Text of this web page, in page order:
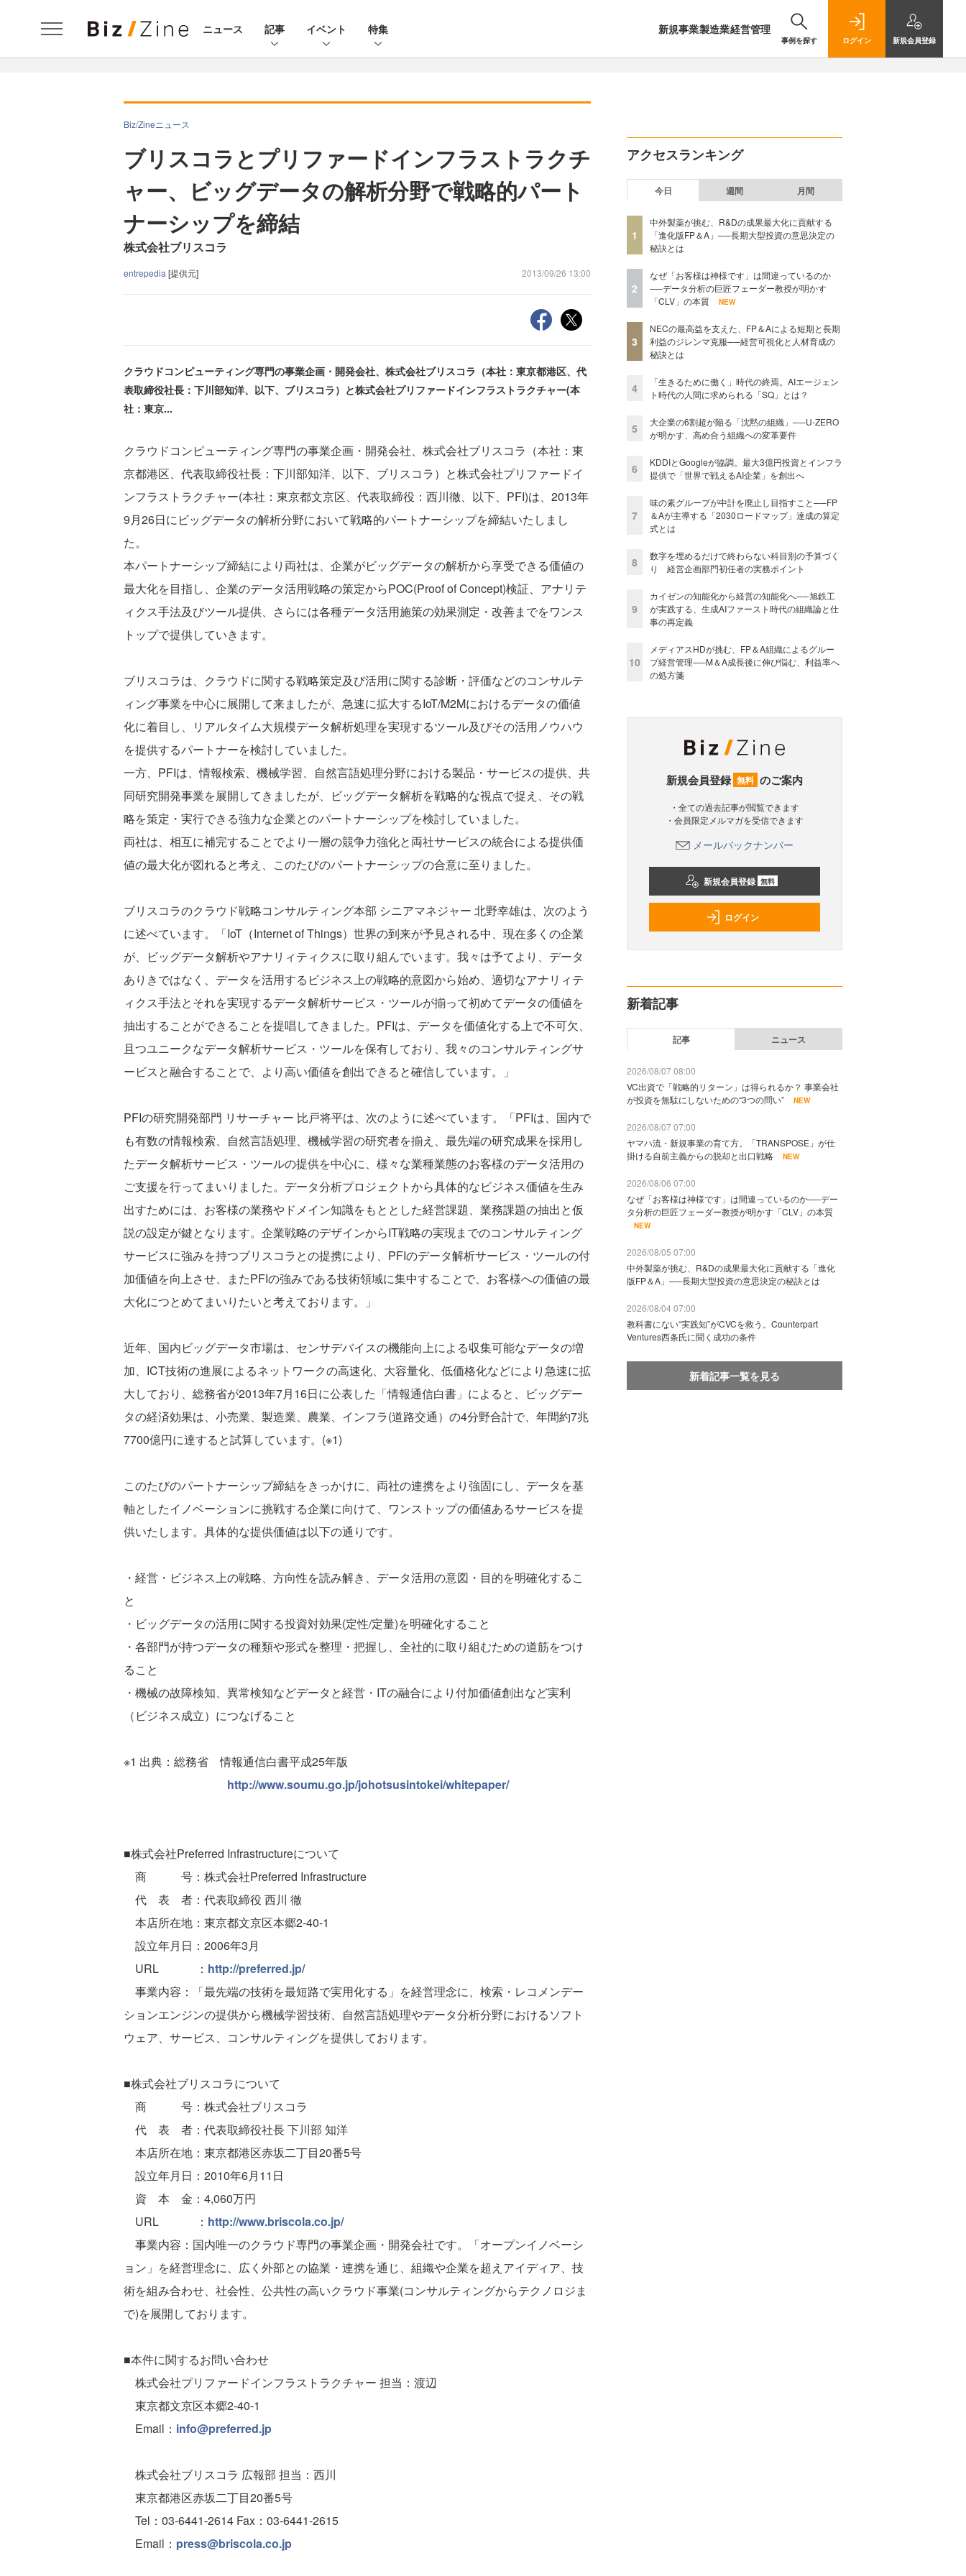
ニュース 記事 イベント 特集 新規事業製造業経営管理
事例を探す ログイン 新規会員登録
Biz/Zineニュース
ブリスコラとプリファードインフラストラクチ
ャー、ビッグデータの解析分野で戦略的パート
ナーシップを締結
株式会社ブリスコラ
entrepedia [提供元] 2013/09/26 13:00
クラウドコンピューティング専門の事業企画・開発会社、株式会社ブリスコラ（本社：東京都港区、代
表取締役社長：下川部知洋、以下、ブリスコラ）と株式会社プリファードインフラストラクチャー(本
社：東京...
クラウドコンピューティング専門の事業企画・開発会社、株式会社ブリスコラ（本社：東
京都港区、代表取締役社長：下川部知洋、以下、ブリスコラ）と株式会社プリファードイ
ンフラストラクチャー(本社：東京都文京区、代表取締役：西川徹、以下、PFI)は、2013年
9月26日にビッグデータの解析分野において戦略的パートナーシップを締結いたしまし
た。
本パートナーシップ締結により両社は、企業がビッグデータの解析から享受できる価値の
最大化を目指し、企業のデータ活用戦略の策定からPOC(Proof of Concept)検証、アナリテ
ィクス手法及びツール提供、さらには各種データ活用施策の効果測定・改善までをワンス
トップで提供していきます。
ブリスコラは、クラウドに関する戦略策定及び活用に関する診断・評価などのコンサルテ
ィング事業を中心に展開して来ましたが、急速に拡大するIoT/M2Mにおけるデータの価値
化に着目し、リアルタイム大規模データ解析処理を実現するツール及びその活用ノウハウ
を提供するパートナーを検討していました。
一方、PFIは、情報検索、機械学習、自然言語処理分野における製品・サービスの提供、共
同研究開発事業を展開してきましたが、ビッグデータ解析を戦略的な視点で捉え、その戦
略を策定・実行できる強力な企業とのパートナーシップを検討していました。
両社は、相互に補完することでより一層の競争力強化と両社サービスの統合による提供価
値の最大化が図れると考え、このたびのパートナーシップの合意に至りました。
ブリスコラのクラウド戦略コンサルティング本部 シニアマネジャー 北野幸雄は、次のよう
に述べています。「IoT（Internet of Things）世界の到来が予見される中、現在多くの企業
が、ビッグデータ解析やアナリィティクスに取り組んでいます。我々は予てより、データ
ありきではなく、データを活用するビジネス上の戦略的意図から始め、適切なアナリィテ
ィクス手法とそれを実現するデータ解析サービス・ツールが揃って初めてデータの価値を
抽出することができることを提唱してきました。PFIは、データを価値化する上で不可欠、
且つユニークなデータ解析サービス・ツールを保有しており、我々のコンサルティングサ
ービスと融合することで、より高い価値を創出できると確信しています。」
PFIの研究開発部門 リサーチャー 比戸将平は、次のように述べています。「PFIは、国内で
も有数の情報検索、自然言語処理、機械学習の研究者を揃え、最先端の研究成果を採用し
たデータ解析サービス・ツールの提供を中心に、様々な業種業態のお客様のデータ活用の
ご支援を行ってまいりました。データ分析プロジェクトから具体的なビジネス価値を生み
出すためには、お客様の業務やドメイン知識をもととした経営課題、業務課題の抽出と仮
説の設定が鍵となります。企業戦略のデザインからIT戦略の実現までのコンサルティング
サービスに強みを持つブリスコラとの提携により、PFIのデータ解析サービス・ツールの付
加価値を向上させ、またPFIの強みである技術領域に集中することで、お客様への価値の最
大化につとめてまいりたいと考えております。」
近年、国内ビッグデータ市場は、センサデバイスの機能向上による収集可能なデータの増
加、ICT技術の進展によるネットワークの高速化、大容量化、低価格化などにより急速に拡
大しており、総務省が2013年7月16日に公表した「情報通信白書」によると、ビッグデー
タの経済効果は、小売業、製造業、農業、インフラ(道路交通）の4分野合計で、年間約7兆
7700億円に達すると試算しています。(※1)
このたびのパートナーシップ締結をきっかけに、両社の連携をより強固にし、データを基
軸としたイノベーションに挑戦する企業に向けて、ワンストップの価値あるサービスを提
供いたします。具体的な提供価値は以下の通りです。
・経営・ビジネス上の戦略、方向性を読み解き、データ活用の意図・目的を明確化するこ
と
・ビッグデータの活用に関する投資対効果(定性/定量)を明確化すること
・各部門が持つデータの種類や形式を整理・把握し、全社的に取り組むための道筋をつけ
ること
・機械の故障検知、異常検知などデータと経営・ITの融合により付加価値創出など実利
（ビジネス成立）につなげること
※1 出典：総務省 情報通信白書平成25年版
http://www.soumu.go.jp/johotsusintokei/whitepaper/
■株式会社Preferred Infrastructureについて
商 号：株式会社Preferred Infrastructure
代 表 者：代表取締役 西川 徹
本店所在地：東京都文京区本郷2-40-1
設立年月日：2006年3月
URL ： http://preferred.jp/
事業内容：「最先端の技術を最短路で実用化する」を経営理念に、検索・レコメンデー
ションエンジンの提供から機械学習技術、自然言語処理やデータ分析分野におけるソフト
ウェア、サービス、コンサルティングを提供しております。
■株式会社ブリスコラについて
商 号：株式会社ブリスコラ
代 表 者：代表取締役社長 下川部 知洋
本店所在地：東京都港区赤坂二丁目20番5号
設立年月日：2010年6月11日
資 本 金：4,060万円
URL ： http://www.briscola.co.jp/
事業内容：国内唯一のクラウド専門の事業企画・開発会社です。「オープンイノベーシ
ョン」を経営理念に、広く外部との協業・連携を通じ、組織や企業を超えアイディア、技
術を組み合わせ、社会性、公共性の高いクラウド事業(コンサルティングからテクノロジま
で)を展開しております。
■本件に関するお問い合わせ
株式会社プリファードインフラストラクチャー 担当：渡辺
東京都文京区本郷2-40-1
Email： info@preferred.jp
株式会社ブリスコラ 広報部 担当：西川
東京都港区赤坂二丁目20番5号
Tel：03-6441-2614 Fax：03-6441-2615
Email： press@briscola.co.jp
アクセスランキング
今日 週間 月間
1
中外製薬が挑む、R&Dの成果最大化に貢献する
「進化版FP＆A」──長期大型投資の意思決定の
秘訣とは
2
なぜ「お客様は神様です」は間違っているのか
──データ分析の巨匠フェーダー教授が明かす
「CLV」の本質
NEW
3
NECの最高益を支えた、FP＆Aによる短期と長期
利益のジレンマ克服──経営可視化と人材育成の
秘訣とは
4
「生きるために働く」時代の終焉。AIエージェン
ト時代の人間に求められる「SQ」とは？
5
大企業の6割超が陥る「沈黙の組織」──U-ZERO
が明かす、高め合う組織への変革要件
6
KDDIとGoogleが協調。最大3億円投資とインフラ
提供で「世界で戦えるAI企業」を創出へ
7
味の素グループが中計を廃止し目指すこと──FP
＆Aが主導する「2030ロードマップ」達成の算定
式とは
8
数字を埋めるだけで終わらない科目別の予算づく
り 経営企画部門初任者の実務ポイント
9
カイゼンの知能化から経営の知能化へ──旭鉄工
が実践する、生成AIファースト時代の組織論と仕
事の再定義
10
メディアスHDが挑む、FP＆A組織によるグルー
プ経営管理──M＆A成長後に伸び悩む、利益率へ
の処方箋
新規会員登録 無料 のご案内
・全ての過去記事が閲覧できます
・会員限定メルマガを受信できます
メールバックナンバー
新規会員登録 無料
ログイン
新着記事
記事 ニュース
2026/08/07 08:00
VC出資で「戦略的リターン」は得られるか？ 事業会社
が投資を無駄にしないための“3つの問い”
NEW
2026/08/07 07:00
ヤマハ流・新規事業の育て方。「TRANSPOSE」が仕
掛ける自前主義からの脱却と出口戦略
NEW
2026/08/06 07:00
なぜ「お客様は神様です」は間違っているのか──デー
タ分析の巨匠フェーダー教授が明かす「CLV」の本質
NEW
2026/08/05 07:00
中外製薬が挑む、R&Dの成果最大化に貢献する「進化
版FP＆A」──長期大型投資の意思決定の秘訣とは
2026/08/04 07:00
教科書にない“実践知”がCVCを救う。Counterpart
Ventures西条氏に聞く成功の条件
新着記事一覧を見る